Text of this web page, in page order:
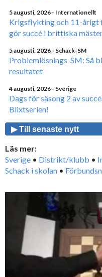
5 augusti, 2026 - Internationellt
Krigsflykting och 11-årigt
gör succé i brittiska
5 augusti, 2026 - Schack-SM
Problemlösnings-SM: Så
resultatet
4 augusti, 2026 - Sverige
Dags för säsong 2 av
Blixtserien!
▶ Till senaste nytt
Läs mer:
Sverige • Distrikt/klubb •
Schack i skolan •